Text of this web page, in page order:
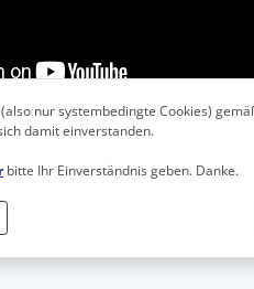
nur systembedingte Cookies)
damit einverstanden.
bitte Ihr Einverständnis geben. Danke.